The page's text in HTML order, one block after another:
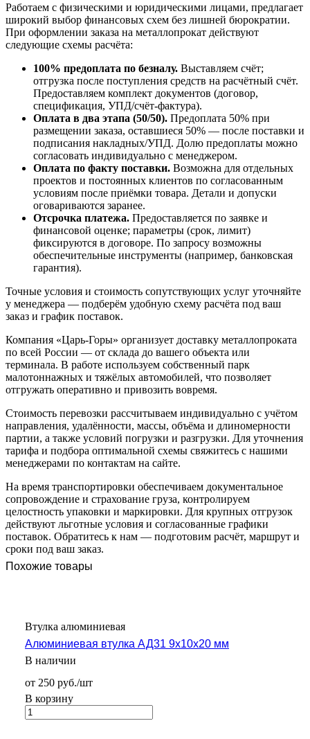
Работаем с физическими и юридическими лицами, предлагает
широкий выбор финансовых схем без лишней бюрократии.
При оформлении заказа на металлопрокат действуют
следующие схемы расчёта:
100% предоплата по безналу. Выставляем счёт;
отгрузка после поступления средств на расчётный счёт.
Предоставляем комплект документов (договор,
спецификация, УПД/счёт-фактура).
Оплата в два этапа (50/50). Предоплата 50% при
размещении заказа, оставшиеся 50% — после поставки и
подписания накладных/УПД. Долю предоплаты можно
согласовать индивидуально с менеджером.
Оплата по факту поставки. Возможна для отдельных
проектов и постоянных клиентов по согласованным
условиям после приёмки товара. Детали и допуски
оговариваются заранее.
Отсрочка платежа. Предоставляется по заявке и
финансовой оценке; параметры (срок, лимит)
фиксируются в договоре. По запросу возможны
обеспечительные инструменты (например, банковская
гарантия).
Точные условия и стоимость сопутствующих услуг уточняйте
у менеджера — подберём удобную схему расчёта под ваш
заказ и график поставок.
Компания «Царь-Горы» организует доставку металлопроката
по всей России — от склада до вашего объекта или
терминала. В работе используем собственный парк
малотоннажных и тяжёлых автомобилей, что позволяет
отгружать оперативно и привозить вовремя.
Стоимость перевозки рассчитываем индивидуально с учётом
направления, удалённости, массы, объёма и длиномерности
партии, а также условий погрузки и разгрузки. Для уточнения
тарифа и подбора оптимальной схемы свяжитесь с нашими
менеджерами по контактам на сайте.
На время транспортировки обеспечиваем документальное
сопровождение и страхование груза, контролируем
целостность упаковки и маркировки. Для крупных отгрузок
действуют льготные условия и согласованные графики
поставок. Обратитесь к нам — подготовим расчёт, маршрут и
сроки под ваш заказ.
Похожие товары
Втулка алюминиевая
Алюминиевая втулка АД31 9x10x20 мм
В наличии
от 250 руб./шт
В корзину